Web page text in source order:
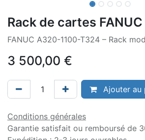
Rack de cartes FANUC
FANUC A320-1100-T324 – Rack
3 500,00 €
Ajouter au
Conditions générales
Garantie satisfait ou remboursé de